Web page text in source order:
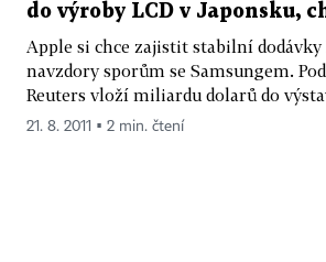
do výroby LCD v Japonsku,
Apple si chce zajistit stabilní dodávky
navzdory sporům se Samsungem.
Reuters vloží miliardu dolarů do
21. 8. 2011 ▪ 2 min. čtení